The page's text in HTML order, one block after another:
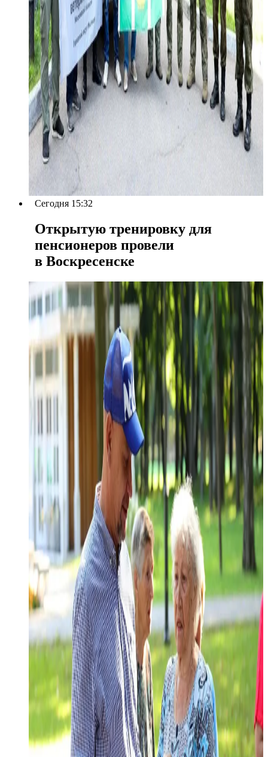
Сегодня 15:32
Открытую тренировку для
пенсионеров провели
в Воскресенске